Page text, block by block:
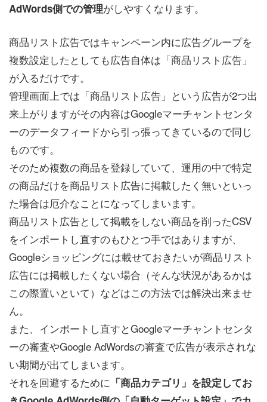
AdWords側での管理がしやすくなります。
商品リスト広告ではキャンペーン内に広告グループを
複数設定したとしても広告自体は「商品リスト広告」
が入るだけです。
管理画面上では「商品リスト広告」という広告が2つ出
来上がりますがその内容はGoogleマーチャントセンタ
ーのデータフィードから引っ張ってきているので同じ
ものです。
そのため複数の商品を登録していて、運用の中で特定
の商品だけを商品リスト広告に掲載したく無いといっ
た場合は厄介なことになってしまいます。
商品リスト広告として掲載をしない商品を削ったCSV
をインポートし直すのもひとつ手ではありますが、
Googleショッピングには載せておきたいが商品リスト
広告には掲載したくない場合（そんな状況があるかは
この際置いといて）などはこの方法では解決出来ませ
ん。
また、インポートし直すとGoogleマーチャントセンタ
ーの審査やGoogle AdWordsの審査で広告が表示されな
い期間が出てしまいます。
それを回避するために 「商品カテゴリ」を設定してお